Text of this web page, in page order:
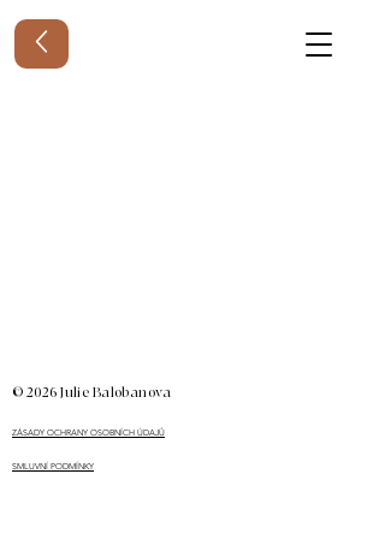
© 2026 Julie Balobanova
ZÁSADY OCHRANY OSOBNÍCH ÚDAJŮ
SMLUVNÍ PODMÍNKY